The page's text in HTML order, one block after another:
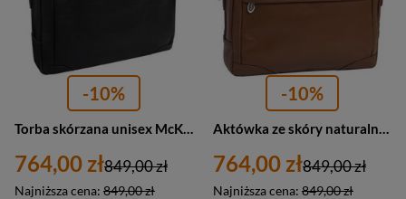
-10%
764,00 zł
Najniższa cena: 849,00 zł
849,00 zł
-10%
764,00 zł
Najniższa cena: 849,00 zł
849,00 zł